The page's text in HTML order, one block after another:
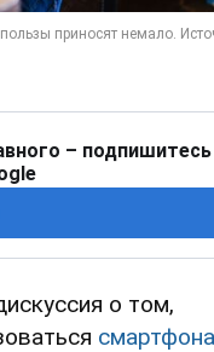
– подпишитесь
о том,